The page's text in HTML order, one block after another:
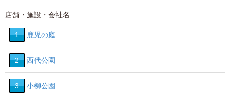
店舗・施設・会社名
1 鹿児の庭
2 西代公園
3 小柳公園